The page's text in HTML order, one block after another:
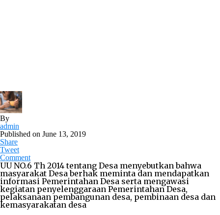
By
admin
Published on June 13, 2019
Share
Tweet
Comment
UU NO.6 Th 2014 tentang Desa menyebutkan bahwa
masyarakat Desa berhak meminta dan mendapatkan
informasi Pemerintahan Desa serta mengawasi
kegiatan penyelenggaraan Pemerintahan Desa,
pelaksanaan pembangunan desa, pembinaan desa dan
kemasyarakatan desa